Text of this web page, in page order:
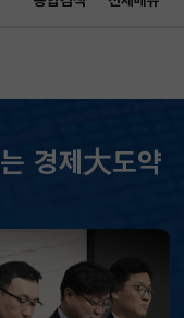
경제大도약
6258.77 37.61(하락)
3.746 0.004(상승)
13.2000(하락)